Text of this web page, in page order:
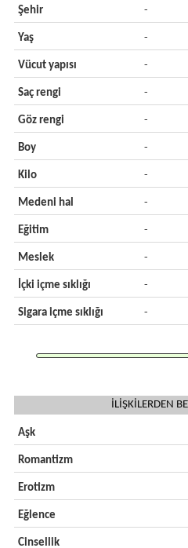
Şehir -
Yaş -
Vücut yapısı -
Saç rengi -
Göz rengi -
Boy -
Kilo -
Medeni hal -
Eğitim -
Meslek -
İçki içme sıklığı -
Sigara içme sıklığı -
İLİŞKİLERDEN
Aşk
Romantizm
Erotizm
Eğlence
Cinsellik